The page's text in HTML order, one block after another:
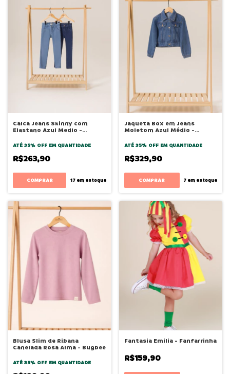
Calca Jeans Skinny com
Elastano Azul Medio -
ATÉ 35% OFF EM QUANTIDADE
R$263,90
COMPRAR 17em estoque
Jaqueta Box em Jeans
Moletom Azul Médio -
ATÉ 35% OFF EM QUANTIDADE
R$329,90
COMPRAR 7 em estoque
Blusa Slim de Ribana
Canelada Rosa Alma - Bugbee
ATÉ 35% OFF EM QUANTIDADE
Fantasia Emilia - Fanfarrinha
R$159,90